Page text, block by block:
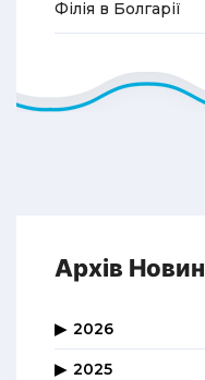
Філія в Болгарії
Архів Новин
2026
2025